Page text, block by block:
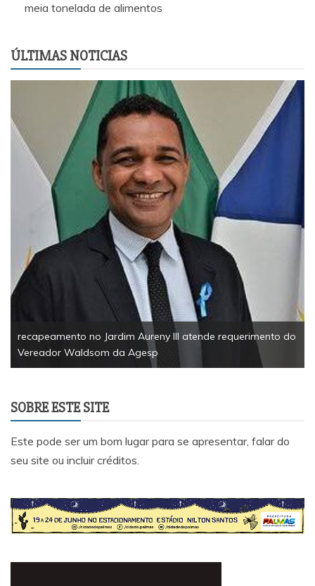
meia tonelada de alimentos
ÚLTIMAS NOTICIAS
recapeamento no Jardim Aureny III atende requerimento do
Vereador Waldsom da Agesp
SOBRE ESTE SITE
Este pode ser um bom lugar para se apresentar, falar do
seu site ou incluir créditos.